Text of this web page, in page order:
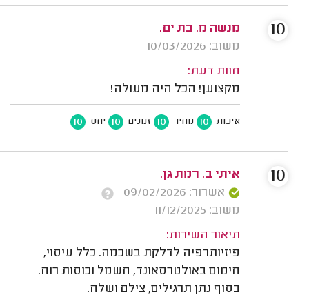
מנשה מ. בת ים.
משוב: 10/03/2026
חוות דעת:
מקצוען! הכל היה מעולה!
איכות 10 מחיר 10 זמנים 10 יחס 10
10
איתי ב. רמת גן.
אשרור: 09/02/2026
משוב: 11/12/2025
תיאור השירות:
פיזיותרפיה לדלקת בשכמה. כלל עיסוי,
חימום באולטרסאונד, חשמל וכוסות רוח.
בסוף נתן תרגילים, צילם ושלח.
10